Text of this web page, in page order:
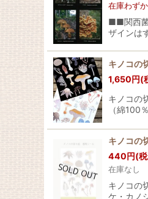
在庫わずか
■■関西菌
ザインは
キノコの
1,650円(
キノコの
（綿100
キノコの
440円(
在庫なし
キノコの
ケ・カノ